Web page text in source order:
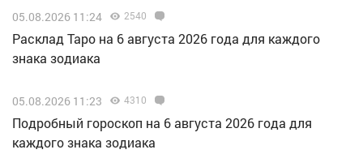
05.08.2026 11:24 2540
Расклад Таро на 6 августа 2026 года для каждого
знака зодиака
05.08.2026 11:23 4310
Подробный гороскоп на 6 августа 2026 года для
каждого знака зодиака